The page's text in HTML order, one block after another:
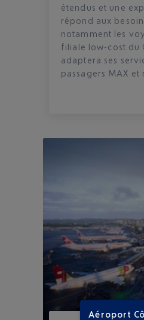
étendus et une
répond aux
notamment les
filiale low-cost du
adaptera ses
passagers MAX et
Aéroport